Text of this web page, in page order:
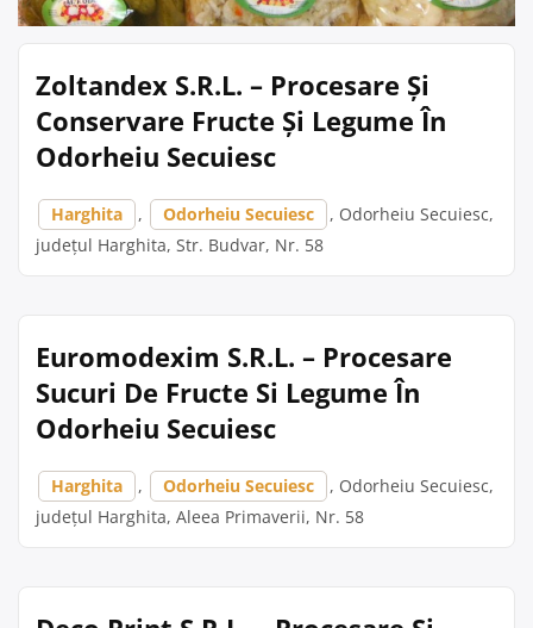
Zoltandex S.R.L. – Procesare Și
Conservare Fructe Și Legume În
Odorheiu Secuiesc
Harghita , Odorheiu Secuiesc
, Odorheiu Secuiesc,
județul Harghita, Str. Budvar, Nr. 58
Euromodexim S.R.L. – Procesare
Sucuri De Fructe Si Legume În
Odorheiu Secuiesc
Harghita , Odorheiu Secuiesc
, Odorheiu Secuiesc,
județul Harghita, Aleea Primaverii, Nr. 58